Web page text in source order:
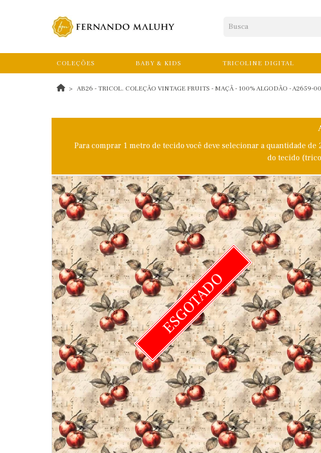
COLEÇÕES BABY & KIDS TRICOLINE DIGITAL
AB26 - TRICOL. COLEÇÃO VINTAGE FRUITS - MAÇÃ - 100% ALGODÃO - A2659-
Para comprar 1 metro de tecido você deve selecionar a quantidade
do tecido
ESGOTADO